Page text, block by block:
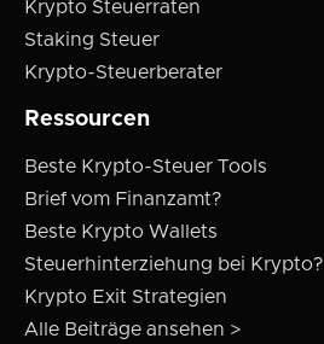
Krypto Steuerraten
Staking Steuer
Krypto-Steuerberater
Ressourcen
Beste Krypto-Steuer Tools
Brief vom Finanzamt?
Beste Krypto Wallets
Steuerhinterziehung bei Krypto?
Krypto Exit Strategien
Alle Beiträge ansehen >